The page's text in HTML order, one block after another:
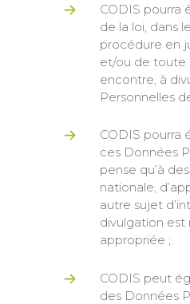
CODIS pourra
de la loi, dans
procédure en
et/ou de toute
encontre, à
Personnelles
CODIS pourra
ces Données
pense qu’à
nationale,
autre sujet
divulgation est
appropriée ;
CODIS peut
des Données